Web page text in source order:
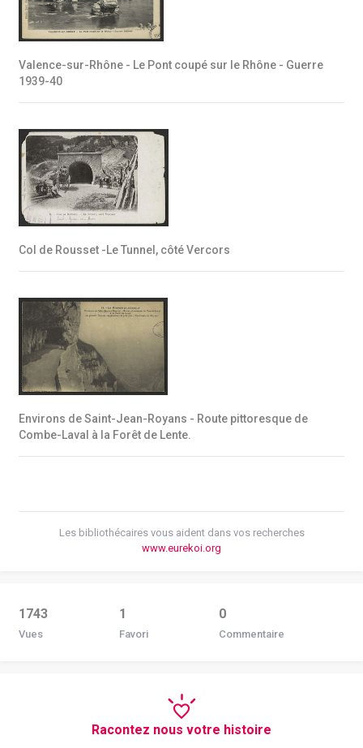
Valence-sur-Rhône - Le Pont coupé sur le Rhône - Guerre
1939-40
Col de Rousset -Le Tunnel, côté Vercors
Environs de Saint-Jean-Royans - Route pittoresque de
Combe-Laval à la Forêt de Lente.
Les bibliothécaires vous aident dans vos recherches
www.eurekoi.org
1743
Vues
1
Favori
0
Commentaire
Racontez nous votre histoire